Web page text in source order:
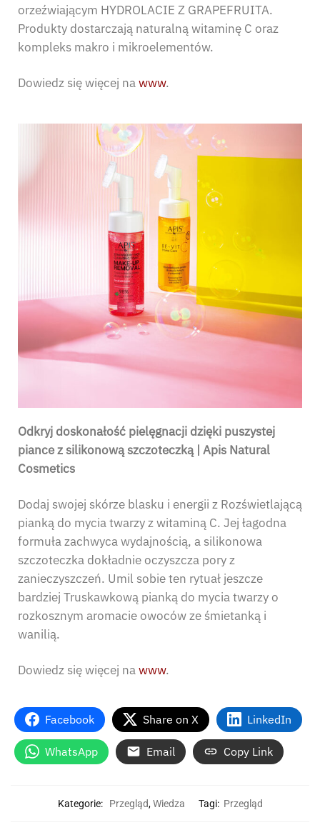
orzeźwiającym HYDROLACIE Z GRAPEFRUITA.
Produkty dostarczają naturalną witaminę C oraz
kompleks makro i mikroelementów.
Dowiedz się więcej nawww.
Odkryj doskonałość pielęgnacji dzięki puszystej
piance z silikonową szczoteczką | Apis Natural
Cosmetics
Dodaj swojej skórze blasku i energii z Rozświetlającą
pianką do mycia twarzy z witaminą C. Jej łagodna
formuła zachwyca wydajnością, a silikonowa
szczoteczka dokładnie oczyszcza pory z
zanieczyszczeń. Umil sobie ten rytuał jeszcze
bardziej Truskawkową pianką do mycia twarzy o
rozkosznym aromacie owoców ze śmietanką i
wanilią.
Dowiedz się więcej nawww.
Facebook Share on X LinkedIn
WhatsApp Email Copy Link
Kategorie: Przegląd,Wiedza Tagi: Przegląd